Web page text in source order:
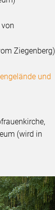
Ziegenberg)
und
(wird in